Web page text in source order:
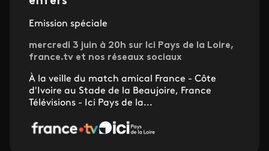
Emission spéciale
mercredi 3 juin à 20h sur Ici Pays de la Loire,
france.tv et nos réseaux sociaux
À la veille du match amical France - Côte
d'Ivoire au Stade de la Beaujoire, France
Télévisions - Ici Pays de la...